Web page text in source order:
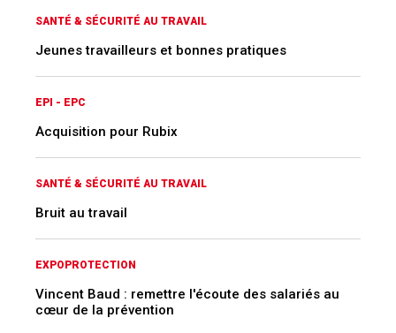
SANTÉ & SÉCURITÉ AU TRAVAIL
Jeunes travailleurs et bonnes pratiques
EPI - EPC
Acquisition pour Rubix
SANTÉ & SÉCURITÉ AU TRAVAIL
Bruit au travail
EXPOPROTECTION
Vincent Baud : remettre l'écoute des salariés au
cœur de la prévention